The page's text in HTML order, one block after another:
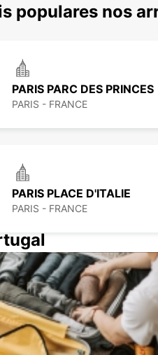
populares nos
PARIS PARC DES PRINCES
PARIS - FRANCE
PARIS PLACE D'ITALIE
PARIS - FRANCE
MAISONS-ALFORT
MAISONS ALFORT - FRANCE